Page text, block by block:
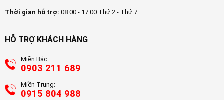
Thời gian hỗ trợ: 08:00 - 17:00 Thứ 2 - Thứ 7
HỖ TRỢ KHÁCH HÀNG
Miền Bắc:
0903 211 689
Miền Trung:
0915 804 988